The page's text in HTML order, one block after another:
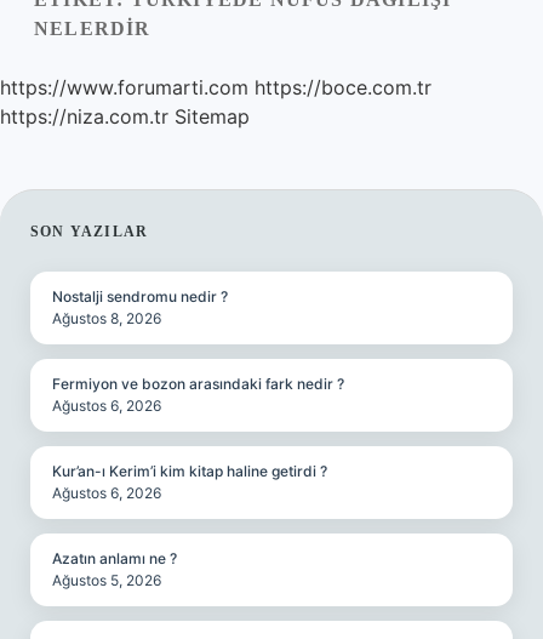
NELERDIR
https://www.forumarti.com https://boce.com.tr
https://niza.com.tr Sitemap
SIDEBAR
SON YAZILAR
Nostalji sendromu nedir ?
Ağustos 8, 2026
Fermiyon ve bozon arasındaki fark nedir ?
Ağustos 6, 2026
Kur’an-ı Kerim’i kim kitap haline getirdi ?
Ağustos 6, 2026
Azatın anlamı ne ?
Ağustos 5, 2026